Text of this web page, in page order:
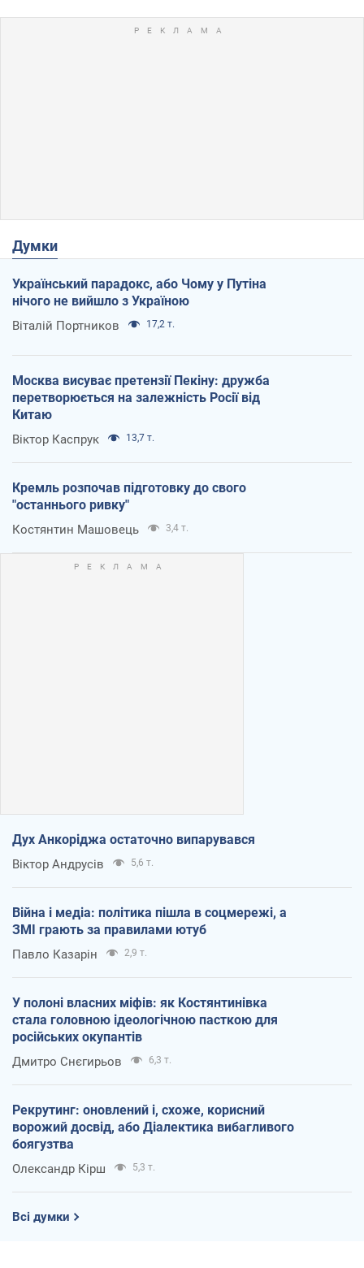
Думки
Український парадокс, або Чому у Путіна
нічого не вийшло з Україною
Віталій Портников 17,2 т.
Москва висуває претензії Пекіну: дружба
перетворюється на залежність Росії від
Китаю
Віктор Каспрук 13,7 т.
Кремль розпочав підготовку до свого
"останнього ривку"
Костянтин Машовець 3,4 т.
Дух Анкоріджа остаточно випарувався
Віктор Андрусів 5,6 т.
Війна і медіа: політика пішла в соцмережі, а
ЗМІ грають за правилами ютуб
Павло Казарін 2,9 т.
У полоні власних міфів: як Костянтинівка
стала головною ідеологічною пасткою для
російських окупантів
Дмитро Снєгирьов 6,3 т.
Рекрутинг: оновлений і, схоже, корисний
ворожий досвід, або Діалектика вибагливого
боягузтва
Олександр Кірш 5,3 т.
Всі думки